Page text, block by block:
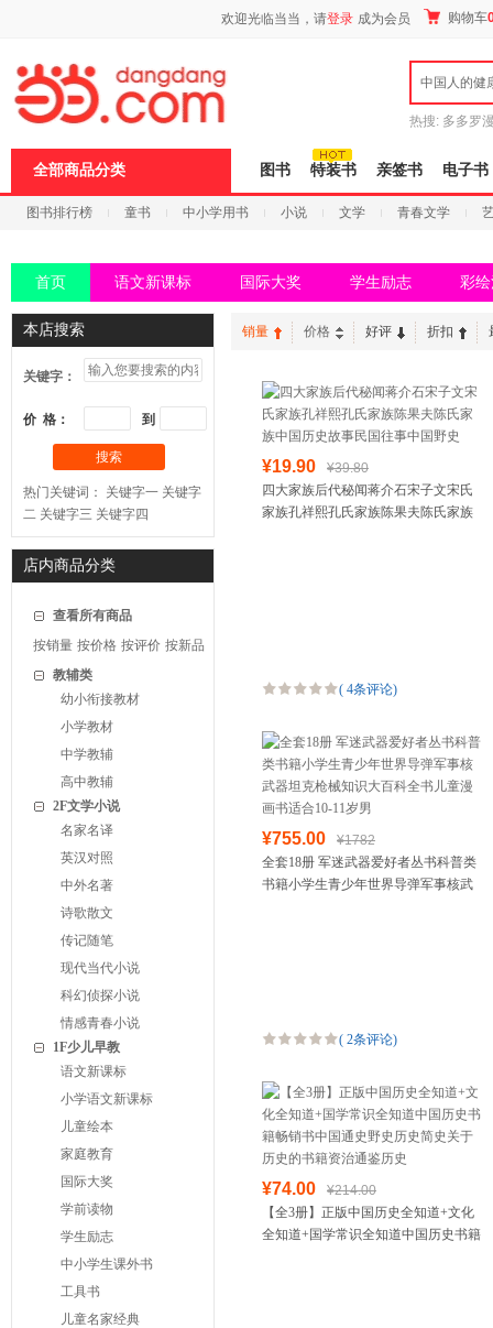
欢迎光临当当，请登录 成为会员 购物车
中国人的健
热搜: 多多罗
全部商品分类 图书 特装书 亲签书 电子书
图书排行榜 童书 中小学用书 小说 文学 青春文学
首页 语文新课标 国际大奖 学生励志 彩
本店搜索
关键字：
价 格： 到
搜索
热门关键词： 关键字一 关键字
二 关键字三 关键字四
店内商品分类
查看所有商品
按销量 按价格 按评价 按新品
教辅类
幼小衔接教材
小学教材
中学教辅
高中教辅
2F文学小说
名家名译
英汉对照
中外名著
诗歌散文
传记随笔
现代当代小说
科幻侦探小说
情感青春小说
1F少儿早教
语文新课标
小学语文新课标
儿童绘本
家庭教育
国际大奖
学前读物
学生励志
中小学生课外书
工具书
儿童名家经典
销量 价格 好评 折扣
¥19.90
¥39.80
四大家族后代秘闻蒋介石宋子文宋氏
家族孔祥熙孔氏家族陈果夫陈氏家族
( 4条评论)
¥755.00
¥1782
全套18册 军迷武器爱好者丛书科普类
书籍小学生青少年世界导弹军事核武
( 2条评论)
¥74.00
¥214.00
【全3册】正版中国历史全知道+文化
全知道+国学常识全知道中国历史书籍
页
浪
打